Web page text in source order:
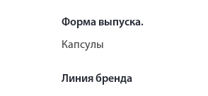
Форма выпуска.
Капсулы
Линия бренда